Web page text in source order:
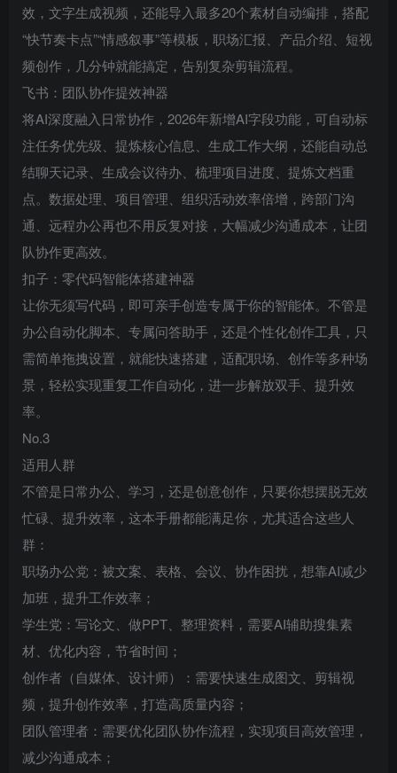
效，文字生成视频，还能导入最多20个素材自动编排，搭配
“快节奏卡点”“情感叙事”等模板，职场汇报、产品介绍、短视
频创作，几分钟就能搞定，告别复杂剪辑流程。
飞书：团队协作提效神器
将AI深度融入日常协作，2026年新增AI字段功能，可自动标
注任务优先级、提炼核心信息、生成工作大纲，还能自动总
结聊天记录、生成会议待办、梳理项目进度、提炼文档重
点。数据处理、项目管理、组织活动效率倍增，跨部门沟
通、远程办公再也不用反复对接，大幅减少沟通成本，让团
队协作更高效。
扣子：零代码智能体搭建神器
让你无须写代码，即可亲手创造专属于你的智能体。不管是
办公自动化脚本、专属问答助手，还是个性化创作工具，只
需简单拖拽设置，就能快速搭建，适配职场、创作等多种场
景，轻松实现重复工作自动化，进一步解放双手、提升效
率。
No.3
适用人群
不管是日常办公、学习，还是创意创作，只要你想摆脱无效
忙碌、提升效率，这本手册都能满足你，尤其适合这些人
群：
职场办公党：被文案、表格、会议、协作困扰，想靠AI减少
加班，提升工作效率；
学生党：写论文、做PPT、整理资料，需要AI辅助搜集素
材、优化内容，节省时间；
创作者（自媒体、设计师）：需要快速生成图文、剪辑视
频，提升创作效率，打造高质量内容；
团队管理者：需要优化团队协作流程，实现项目高效管理，
减少沟通成本；